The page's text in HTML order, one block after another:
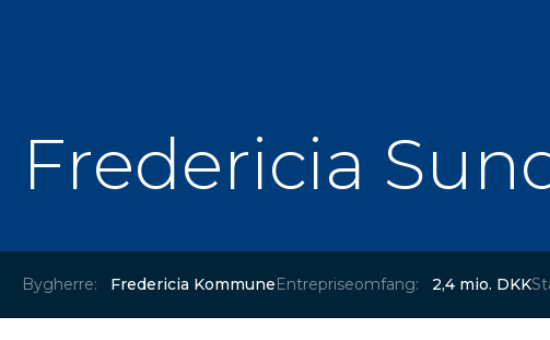
Fredericia
Bygherre: Fredericia KommuneEntrepriseomfang: 2,4 mio. DKK